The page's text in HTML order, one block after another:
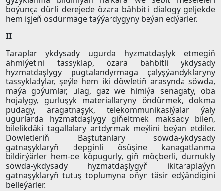
boýunça dürli derejede özara bähbitli dialogy geljekde
hem işjeň ösdürmäge taýýardygyny beýan edýärler.
II
Taraplar ykdysady ugurda hyzmatdaşlyk etmegiň
ähmiýetini tassyklap, özara bähbitli ykdysady
hyzmatdaşlygy pugtalandyrmaga çalyşýandyklaryny
tassykladylar, şeýle hem iki döwletiň arasynda söwda,
maýa goýumlar, ulag, gaz we himiýa senagaty, oba
hojalygy, gurluşyk materiallaryny öndürmek, dokma
pudagy, aragatnaşyk, telekommunikasiýalar ýaly
ugurlarda hyzmatdaşlygy giňeltmek maksady bilen,
bilelikdäki tagallalary artdyrmak meýlini beýan etdiler.
Döwletleriň Baştutanlary söwda-ykdysady
gatnaşyklaryň depginli ösüşine kanagatlanma
bildirýärler hem-de köpugurly, giň möçberli, durnukly
söwda-ykdysady hyzmatdaşlygyň ikitaraplaýyn
gatnaşyklaryň tutuş toplumyna oňyn täsir edýändigini
belleýärler.